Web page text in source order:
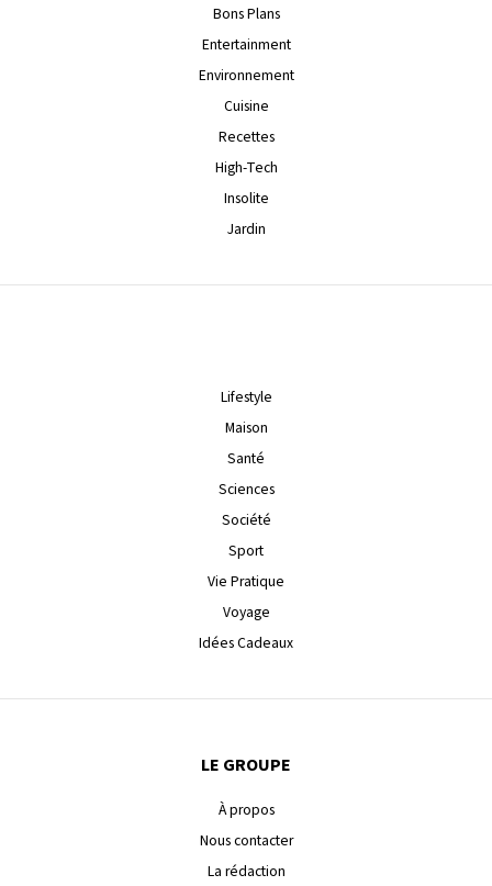
Bons Plans
Entertainment
Environnement
Cuisine
Recettes
High-Tech
Insolite
Jardin
Lifestyle
Maison
Santé
Sciences
Société
Sport
Vie Pratique
Voyage
Idées Cadeaux
LE GROUPE
À propos
Nous contacter
La rédaction